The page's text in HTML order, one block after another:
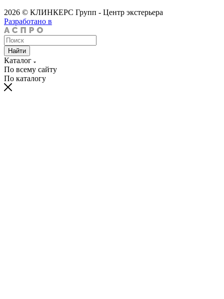
2026 © КЛИНКЕРС Групп - Центр экстерьера
Разработано в
Найти
Каталог
По всему сайту
По каталогу